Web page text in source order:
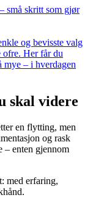
små skritt som gjør
og bevisste valg
ofre. Her får du
mye – i hverdagen
skal videre
en flytting, men
og rask
– enten gjennom
med erfaring,